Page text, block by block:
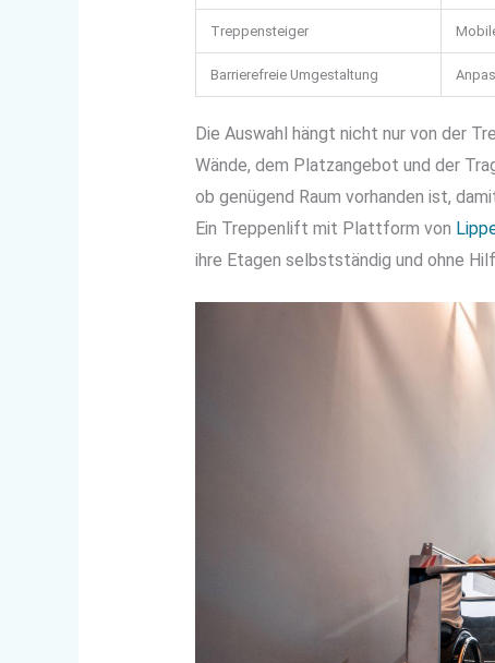
Treppensteiger
Barrierefreie Umgestaltung
Die Auswahl hängt nicht nur von der
Wände, dem Platzangebot und der
ob genügend Raum vorhanden ist,
Ein Treppenlift mit Plattform von
ihre Etagen selbstständig und ohne